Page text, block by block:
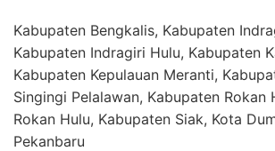
Kabupaten Bengkalis, Kabupaten
Kabupaten Indragiri Hulu, Kabupaten
Kabupaten Kepulauan Meranti,
Singingi Pelalawan, Kabupaten Rokan
Rokan Hulu, Kabupaten Siak, Kota
Pekanbaru